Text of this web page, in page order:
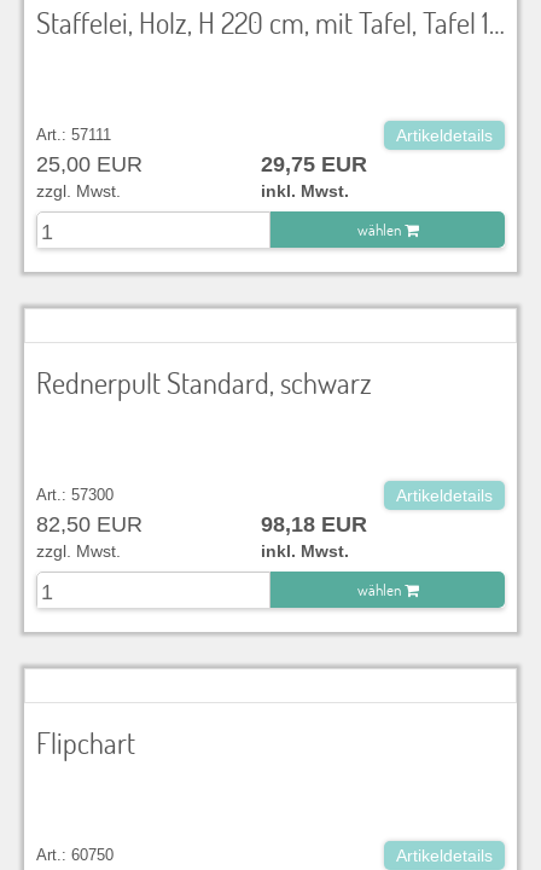
Staffelei, Holz, H 220 cm, mit Tafel, Tafel 130x80 cm
Art.: 57111 Artikeldetails
25,00 EUR 29,75 EUR
zzgl. Mwst.
inkl. Mwst.
wählen
zu Warenkorb hinzugefügt.
Rednerpult Standard, schwarz
Art.: 57300 Artikeldetails
82,50 EUR 98,18 EUR
zzgl. Mwst.
inkl. Mwst.
wählen
zu Warenkorb hinzugefügt.
Flipchart
Art.: 60750 Artikeldetails